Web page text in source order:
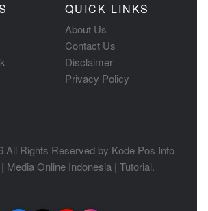
QUICK LINKS
About Us
Contact Us
Disclaimer
Privacy Policy
All Rights Reserved by Kode Pos Info
Media Online Indonesia| Tutorial.